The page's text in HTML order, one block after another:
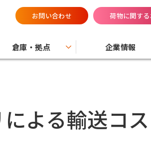
お問い合わせ 荷物に関す
倉庫・拠点 企業情報
よる輸送コ